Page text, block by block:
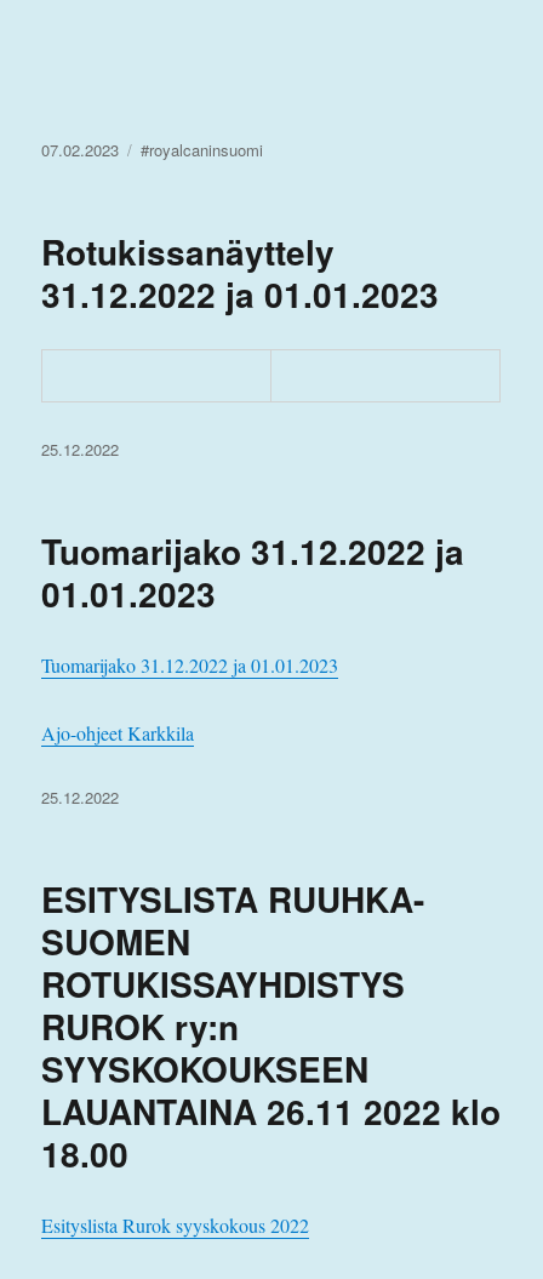
Julkaistu
07.02.2023 Avainsanat
#royalcaninsuomi
Rotukissanäyttely
31.12.2022 ja 01.01.2023
Julkaistu
25.12.2022
Tuomarijako 31.12.2022 ja
01.01.2023
Tuomarijako 31.12.2022 ja 01.01.2023
Ajo-ohjeet Karkkila
Julkaistu
25.12.2022
ESITYSLISTA RUUHKA-
SUOMEN
ROTUKISSAYHDISTYS
RUROK ry:n
SYYSKOKOUKSEEN
LAUANTAINA 26.11 2022 klo
18.00
Esityslista Rurok syyskokous 2022